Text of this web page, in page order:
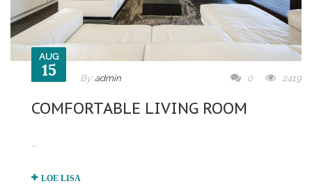
AUG
15 By: admin 0 2419
COMFORTABLE LIVING ROOM
...
LOE LISA